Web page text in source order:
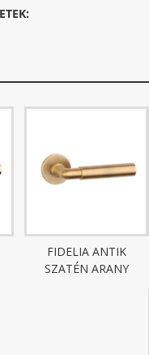
FIDELIA ANTIK
SZATÉN ARANY